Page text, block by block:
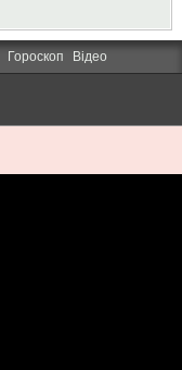
Гороскоп Відео